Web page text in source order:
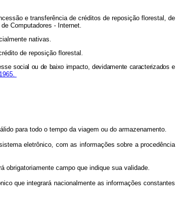
e transferência de créditos de reposição florestal, de
Computadores - Internet.
nativas.
de reposição florestal.
ou de baixo impacto, devidamente caracterizados e
para todo o tempo da viagem ou do armazenamento.
eletrônico, com as informações sobre a procedência
obrigatoriamente campo que indique sua validade.
que integrará nacionalmente as informações constantes